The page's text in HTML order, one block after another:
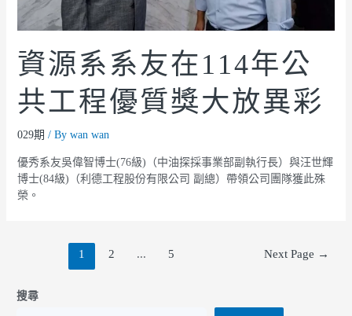
資源系系友在114年公
共工程優質獎大放異彩
029期 / By wan wan
優秀系友吳偉智博士(76級)（中油探採事業部副執行長）與汪世輝
博士(84級)（利德工程股份有限公司 副總）帶領公司團隊獲此殊
榮。
1 2 ... 5 Next Page →
搜尋